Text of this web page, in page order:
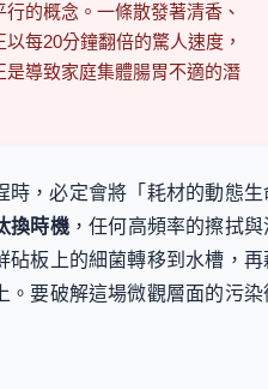
的概念。一條散發著清香、
每20分鐘翻倍的驚人速度，
導致家庭集體腸胃不適的潛
時，必定會將「耗材的動態生
換時機，任何高頻率的擦拭與
板上的細菌轉移到水槽，再
。要破解這場微觀層面的污染